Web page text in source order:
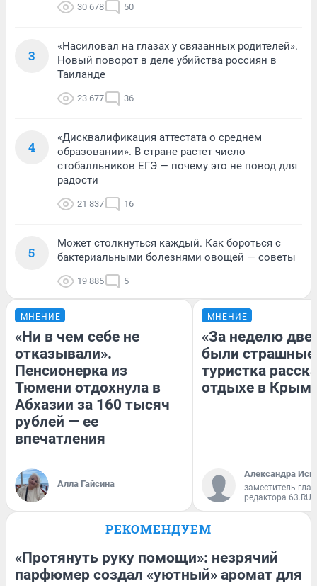
30 678 50
3
«Насиловал на глазах у связанных родителей».
Новый поворот в деле убийства россиян в
Таиланде
23 677 36
4
«Дисквалификация аттестата о среднем
образовании». В стране растет число
стобалльников ЕГЭ — почему это не повод для
радости
21 837 16
5
Может столкнуться каждый. Как бороться с
бактериальными болезнями овощей — советы
19 885 5
МНЕНИЕ
«Ни в чем себе не
отказывали».
Пенсионерка из
Тюмени отдохнула в
Абхазии за 160 тысяч
рублей — ее
впечатления
Алла Гайсина
МНЕНИЕ
«За неделю две
были
туристка
отдыхе в
Александра
заместитель
редактора 63.RU
РЕКОМЕНДУЕМ
«Протянуть руку помощи»: незрячий
парфюмер создал «уютный» аромат для